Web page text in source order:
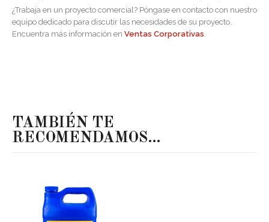
¿Trabaja en un proyecto comercial? Póngase en contacto con nuestro
equipo dedicado para discutir las necesidades de su proyecto.
Encuentra más información en Ventas Corporativas
TAMBIÉN TE
RECOMENDAMOS…